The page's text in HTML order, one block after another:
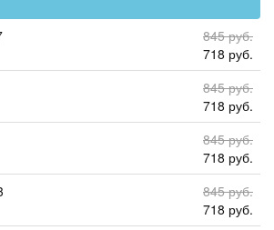
845 руб.
718 руб.
845 руб.
718 руб.
845 руб.
718 руб.
845 руб.
718 руб.